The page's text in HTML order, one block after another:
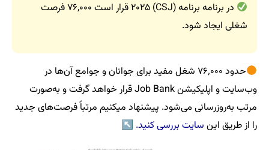
در برنامه برنامه (CSJ) ۲۰۲۵ قرار است ۷۶,۰۰۰ فرصت
شغلی ایجاد شود.
حدود ۷۶٬۰۰۰ شغل مفید برای جوانان و جوامع آن‌ها در
وب‌سایت و اپلیکیشن Job Bank قرار خواهد گرفت و به‌صورت
مرتب به‌روزرسانی می‌شود. پیشنهاد میکنیم مرتباً فرصت‌های جدید
را از طریق این سایت بررسی کنید. ↖